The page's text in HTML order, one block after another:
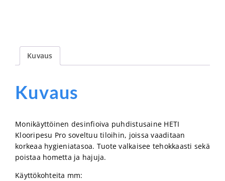
Kuvaus
Kuvaus
Monikäyttöinen desinfioiva puhdistusaine HETI
Klooripesu Pro soveltuu tiloihin, joissa vaaditaan
korkeaa hygieniatasoa. Tuote valkaisee tehokkaasti sekä
poistaa hometta ja hajuja.
Käyttökohteita mm: